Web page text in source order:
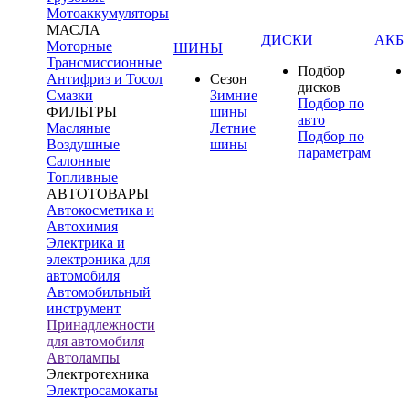
Мотоаккумуляторы
МАСЛА
Моторные
Трансмиссионные
Антифриз и Тосол
Смазки
ФИЛЬТРЫ
Масляные
Воздушные
Салонные
Топливные
АВТОТОВАРЫ
Автокосметика и
Автохимия
Электрика и
электроника для
автомобиля
Автомобильный
инструмент
Принадлежности
для автомобиля
Автолампы
Электротехника
Электросамокаты
ШИНЫ
Сезон
Зимние
шины
Летние
шины
ДИСКИ
Подбор
дисков
Подбор по
авто
Подбор по
параметрам
АКБ